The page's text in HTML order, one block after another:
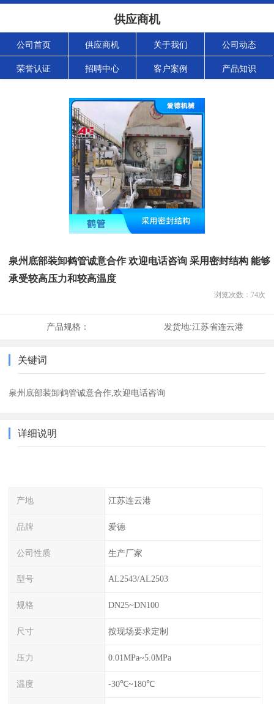
供应商机
公司首页 供应商机 关于我们 公司动态
荣誉认证 招聘中心 客户案例 产品知识
泉州底部装卸鹤管诚意合作 欢迎电话咨询 采用密封结构 能够
承受较高压力和较高温度
浏览次数： 74次
产品规格： 发货地:江苏省连云港
关键词
泉州底部装卸鹤管诚意合作,欢迎电话咨询
详细说明
产地 江苏连云港
品牌 爱德
公司性质 生产厂家
型号 AL2543/AL2503
规格 DN25~DN100
尺寸 按现场要求定制
压力 0.01MPa~5.0MPa
温度 -30℃~180℃